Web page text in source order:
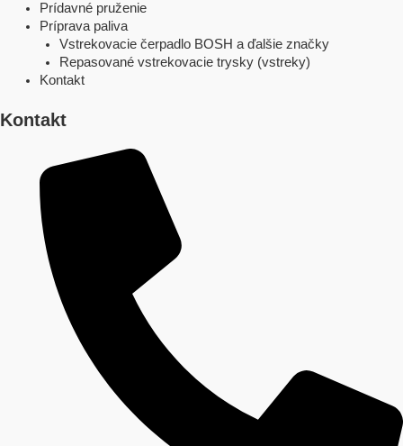
Prídavné pruženie
Príprava paliva
Vstrekovacie čerpadlo BOSH a ďalšie značky
Repasované vstrekovacie trysky (vstreky)
Kontakt
Kontakt